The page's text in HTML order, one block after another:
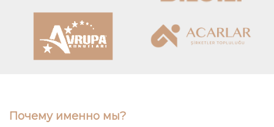
Почему именно мы?